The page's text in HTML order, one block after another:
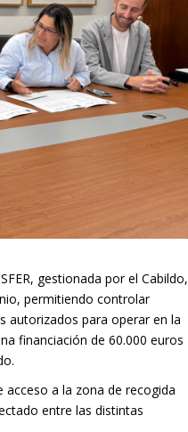
gestionada por el Cabildo,
permitiendo controlar
autorizados para operar en la
financiación de 60.000 euros
a la zona de recogida
entre las distintas